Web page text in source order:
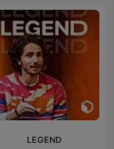
LEGEND